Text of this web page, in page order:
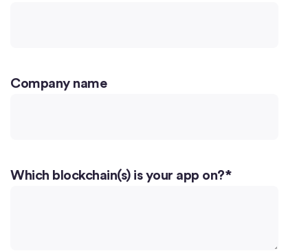
Company name
Which blockchain(s) is your app on?*